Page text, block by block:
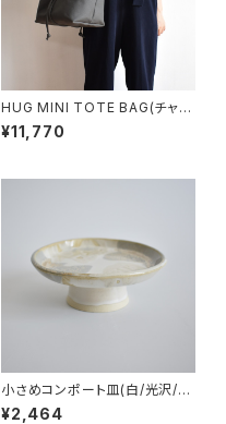
HUG MINI TOTE BAG(チャコ
ール/グレー)
¥11,770
小さめコンポート皿(白/光沢/グ
レー/ベージュ)
¥2,464